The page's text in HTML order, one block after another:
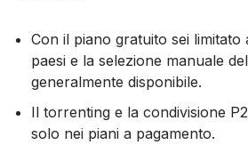
Con il piano gratuito sei limitato
paesi e la selezione manuale
generalmente disponibile.
Il torrenting e la condivisione
solo nei piani a pagamento.